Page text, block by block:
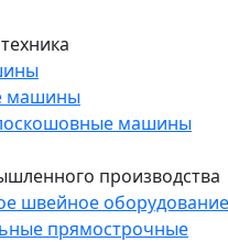
машины
машины
производства
швейное оборудование
прямострочные